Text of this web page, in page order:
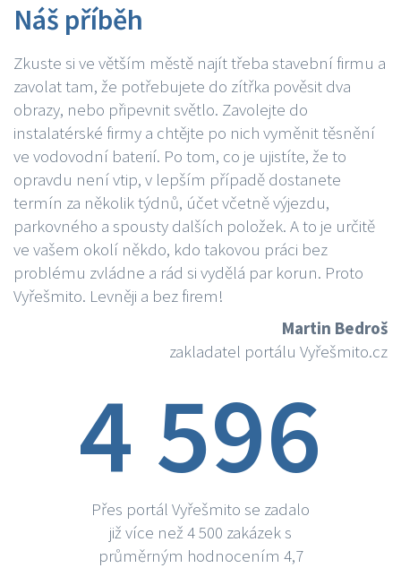
Náš příběh
Zkuste si ve větším městě najít třeba stavební firmu a
zavolat tam, že potřebujete do zítřka pověsit dva
obrazy, nebo připevnit světlo. Zavolejte do
instalatérské firmy a chtějte po nich vyměnit těsnění
ve vodovodní baterií. Po tom, co je ujistíte, že to
opravdu není vtip, v lepším případě dostanete
termín za několik týdnů, účet včetně výjezdu,
parkovného a spousty dalších položek. A to je určitě
ve vašem okolí někdo, kdo takovou práci bez
problému zvládne a rád si vydělá par korun. Proto
Vyřešmito. Levněji a bez firem!
Martin Bedroš
zakladatel portálu Vyřešmito.cz
4 596
Přes portál Vyřešmito se zadalo
již více než 4 500 zakázek s
průměrným hodnocením 4,7